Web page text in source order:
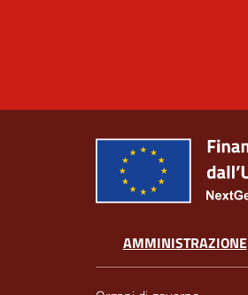
AMMINISTRAZIONE